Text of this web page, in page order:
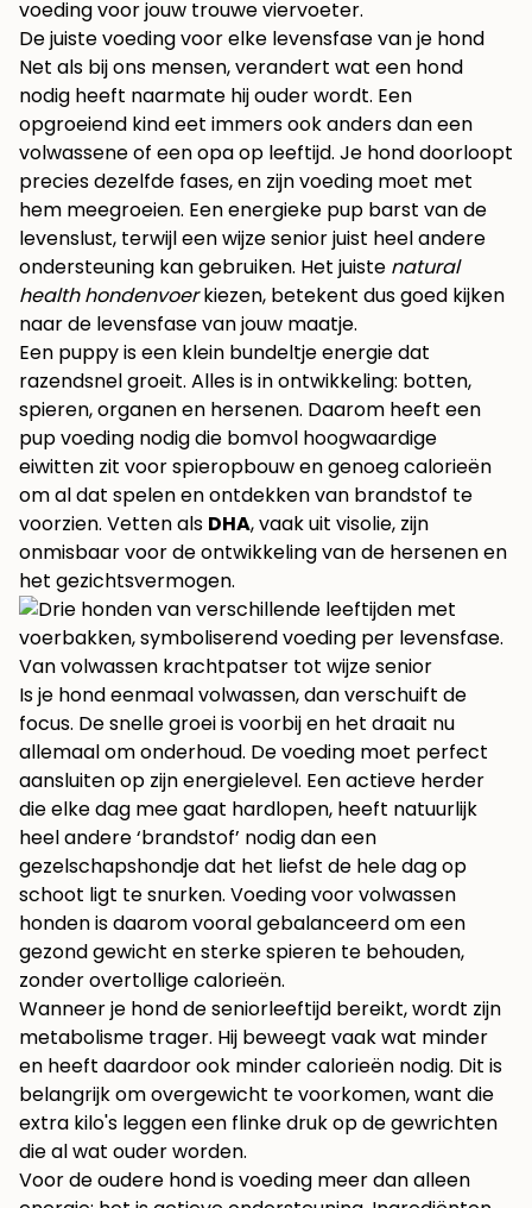
voeding voor jouw trouwe viervoeter.
De juiste voeding voor elke levensfase van je hond
Net als bij ons mensen, verandert wat een hond
nodig heeft naarmate hij ouder wordt. Een
opgroeiend kind eet immers ook anders dan een
volwassene of een opa op leeftijd. Je hond doorloopt
precies dezelfde fases, en zijn voeding moet met
hem meegroeien. Een energieke pup barst van de
levenslust, terwijl een wijze senior juist heel andere
ondersteuning kan gebruiken. Het juiste natural
health hondenvoerkiezen, betekent dus goed kijken
naar de levensfase van jouw maatje.
Een puppy is een klein bundeltje energie dat
razendsnel groeit. Alles is in ontwikkeling: botten,
spieren, organen en hersenen. Daarom heeft een
pup voeding nodig die bomvol hoogwaardige
eiwitten zit voor spieropbouw en genoeg calorieën
om al dat spelen en ontdekken van brandstof te
voorzien. Vetten als DHA, vaak uit visolie, zijn
onmisbaar voor de ontwikkeling van de hersenen en
het gezichtsvermogen.
Van volwassen krachtpatser tot wijze senior
Is je hond eenmaal volwassen, dan verschuift de
focus. De snelle groei is voorbij en het draait nu
allemaal om onderhoud. De voeding moet perfect
aansluiten op zijn energielevel. Een actieve herder
die elke dag mee gaat hardlopen, heeft natuurlijk
heel andere ‘brandstof’ nodig dan een
gezelschapshondje dat het liefst de hele dag op
schoot ligt te snurken. Voeding voor volwassen
honden is daarom vooral gebalanceerd om een
gezond gewicht en sterke spieren te behouden,
zonder overtollige calorieën.
Wanneer je hond de seniorleeftijd bereikt, wordt zijn
metabolisme trager. Hij beweegt vaak wat minder
en heeft daardoor ook minder calorieën nodig. Dit is
belangrijk om overgewicht te voorkomen, want die
extra kilo's leggen een flinke druk op de gewrichten
die al wat ouder worden.
Voor de oudere hond is voeding meer dan alleen